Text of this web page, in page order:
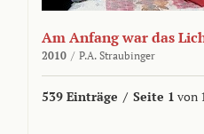
Am Anfang war das
2010 / P.A. Straubinger
539 Einträge / Seite 1 von